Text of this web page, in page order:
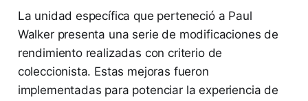
La unidad específica que perteneció a Paul
Walker presenta una serie de modificaciones de
rendimiento realizadas con criterio de
coleccionista. Estas mejoras fueron
implementadas para potenciar la experiencia de